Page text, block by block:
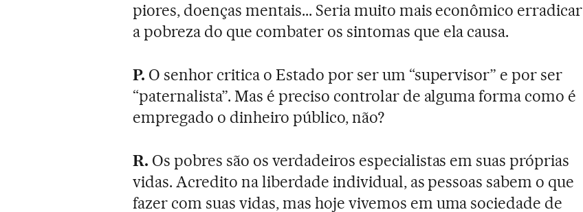
piores, doenças mentais... Seria muito mais econômico erradicar
a pobreza do que combater os sintomas que ela causa.
P. O senhor critica o Estado por ser um “supervisor” e por ser
“paternalista”. Mas é preciso controlar de alguma forma como é
empregado o dinheiro público, não?
R. Os pobres são os verdadeiros especialistas em suas próprias
vidas. Acredito na liberdade individual, as pessoas sabem o que
fazer com suas vidas, mas hoje vivemos em uma sociedade de